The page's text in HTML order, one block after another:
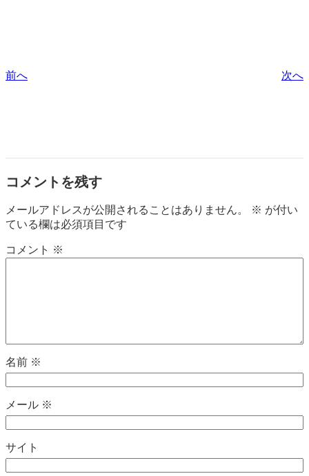
前へ 次へ
コメントを残す
メールアドレスが公開されることはありません。 ※ が付い
ている欄は必須項目です
コメント ※
名前 ※
メール ※
サイト